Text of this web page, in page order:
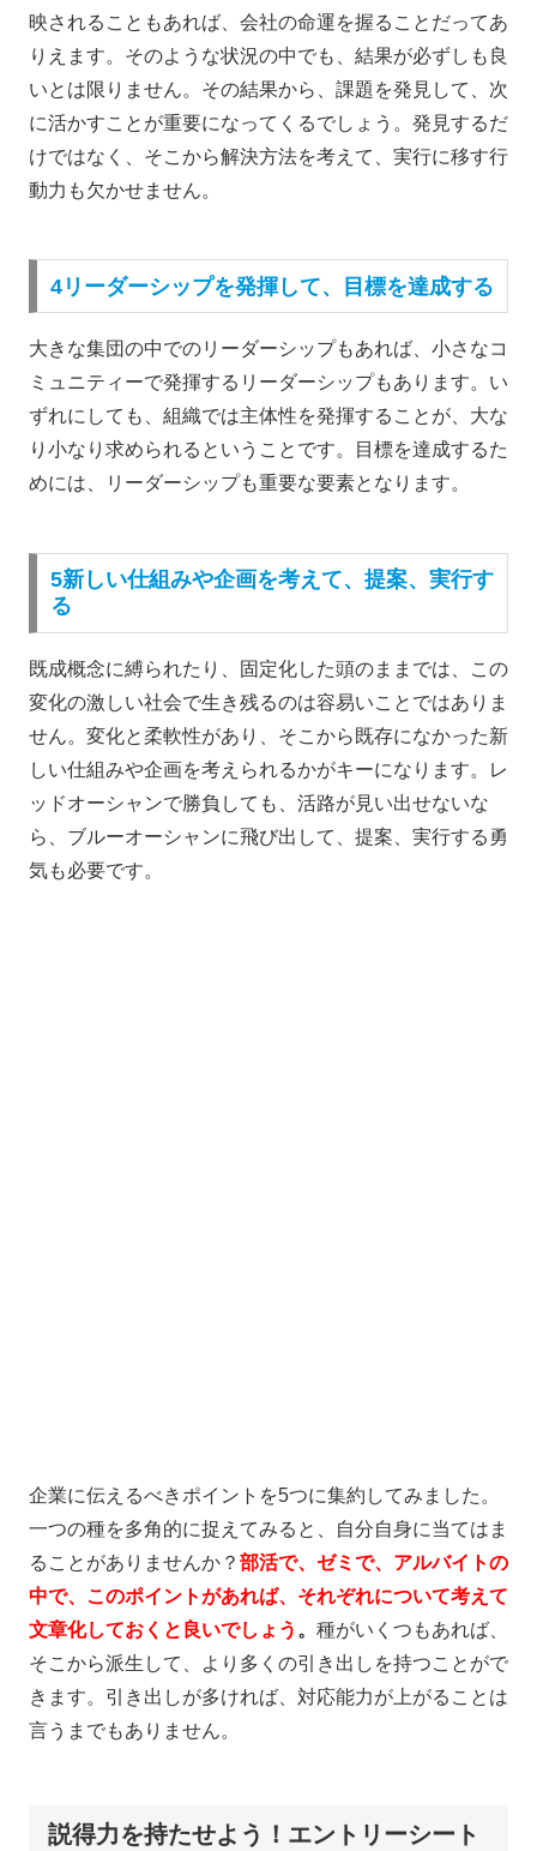
映されることもあれば、会社の命運を握ることだってあ
りえます。そのような状況の中でも、結果が必ずしも良
いとは限りません。その結果から、課題を発見して、次
に活かすことが重要になってくるでしょう。発見するだ
けではなく、そこから解決方法を考えて、実行に移す行
動力も欠かせません。
4リーダーシップを発揮して、目標を達成する
大きな集団の中でのリーダーシップもあれば、小さなコ
ミュニティーで発揮するリーダーシップもあります。い
ずれにしても、組織では主体性を発揮することが、大な
り小なり求められるということです。目標を達成するた
めには、リーダーシップも重要な要素となります。
5新しい仕組みや企画を考えて、提案、実行す
る
既成概念に縛られたり、固定化した頭のままでは、この
変化の激しい社会で生き残るのは容易いことではありま
せん。変化と柔軟性があり、そこから既存になかった新
しい仕組みや企画を考えられるかがキーになります。レ
ッドオーシャンで勝負しても、活路が見い出せないな
ら、ブルーオーシャンに飛び出して、提案、実行する勇
気も必要です。
企業に伝えるべきポイントを5つに集約してみました。
一つの種を多角的に捉えてみると、自分自身に当てはま
ることがありませんか？ 部活で、ゼミで、アルバイトの
中で、このポイントがあれば、それぞれについて考えて
文章化しておくと良いでしょう 。 種がいくつもあれば、
そこから派生して、より多くの引き出しを持つことがで
きます。引き出しが多ければ、対応能力が上がることは
言うまでもありません。
説得力を持たせよう！エントリーシート